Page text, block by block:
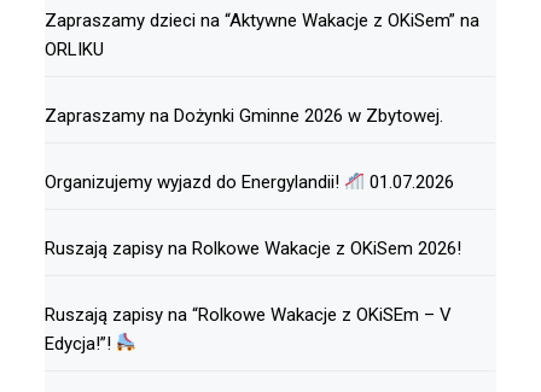
Zapraszamy dzieci na “Aktywne Wakacje z OKiSem” na
ORLIKU
Zapraszamy na Dożynki Gminne 2026 w Zbytowej.
Organizujemy wyjazd do Energylandii! 01.07.2026
Ruszają zapisy na Rolkowe Wakacje z OKiSem 2026!
Ruszają zapisy na “Rolkowe Wakacje z OKiSEm – V
Edycja!”!